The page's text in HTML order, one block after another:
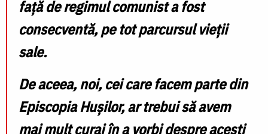
față de regimul comunist a fost
consecventă, pe tot parcursul vieții
sale.
De aceea, noi, cei care facem parte din
Episcopia Hușilor, ar trebui să avem
mai mult curaj în a vorbi despre acești